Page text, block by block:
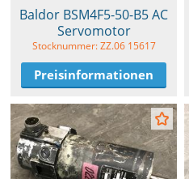
Baldor BSM4F5-50-B5 AC
Servomotor
Stocknummer: ZZ.06 15617
Preisinformationen